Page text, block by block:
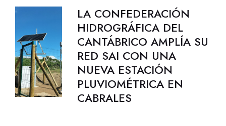
LA CONFEDERACIÓN
HIDROGRÁFICA DEL
CANTÁBRICO AMPLÍA SU
RED SAI CON UNA
NUEVA ESTACIÓN
PLUVIOMÉTRICA EN
CABRALES